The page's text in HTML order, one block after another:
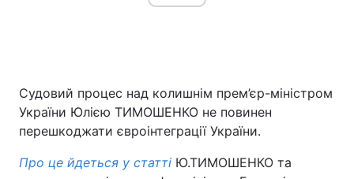
Судовий процес над колишнім прем’єр-міністром
України Юлією ТИМОШЕНКО не повинен
перешкоджати євроінтеграції України.
Про це йдеться у статті Ю.ТИМОШЕНКО та